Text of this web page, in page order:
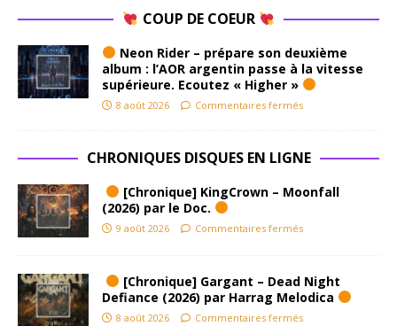
COUP DE COEUR
Neon Rider – prépare son deuxième
album : l’AOR argentin passe à la vitesse
supérieure. Ecoutez « Higher »
8 août 2026 Commentaires fermés
CHRONIQUES DISQUES EN LIGNE
[Chronique] KingCrown – Moonfall
(2026) par le Doc.
9 août 2026 Commentaires fermés
[Chronique] Gargant – Dead Night
Defiance (2026) par Harrag Melodica
8 août 2026 Commentaires fermés